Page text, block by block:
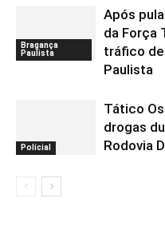
Bragança
Paulista
Após
da Força
tráfico
Paulista
Polícial
Tático
drogas
Rodovia